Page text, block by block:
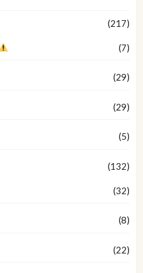
(217)
(7)
(29)
(29)
(5)
(132)
(32)
(8)
(22)